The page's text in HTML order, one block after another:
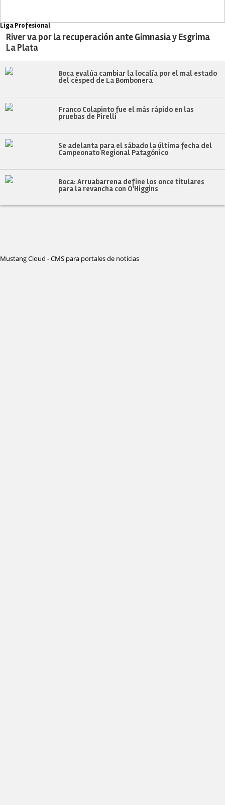
Liga Profesional
River va por la recuperación ante Gimnasia y Esgrima
La Plata
Boca evalúa cambiar la localía por el mal estado
del césped de La Bombonera
Franco Colapinto fue el más rápido en las
pruebas de Pirelli
Se adelanta para el sábado la última fecha del
Campeonato Regional Patagónico
Boca: Arruabarrena define los once titulares
para la revancha con O'Higgins
Mustang Cloud - CMS para portales de noticias